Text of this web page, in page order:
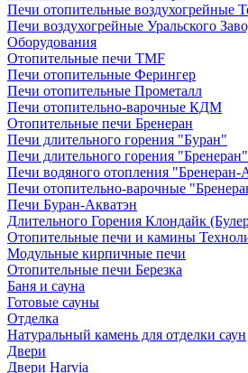
Печи отопительные воздухогрейные
Печи воздухогрейные Уральского
Оборудования
Отопительные печи TMF
Печи отопительные Ферингер
Печи отопительные Прометалл
Печи отопительно-варочные КДМ
Отопительные печи Бренеран
Печи длительного горения "Буран"
Печи длительного горения "Бренеран"
Печи водяного отопления "Бренеран-
Печи отопительно-варочные
Печи Буран-Акватэн
Длительного Горения Клондайк
Отопительные печи и камины
Модульные кирпичные печи
Отопительные печи Березка
Баня и сауна
Готовые сауны
Отделка
Натуральный камень для отделки саун
Двери
Двери Harvia